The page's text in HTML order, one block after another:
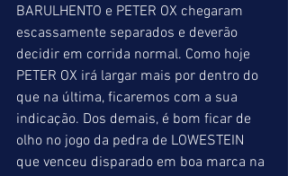
BARULHENTO e PETER OX chegaram
escassamente separados e deverão
decidir em corrida normal. Como hoje
PETER OX irá largar mais por dentro do
que na última, ficaremos com a sua
indicação. Dos demais, é bom ficar de
olho no jogo da pedra de LOWESTEIN
que venceu disparado em boa marca na